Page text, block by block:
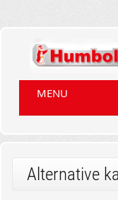
MENU
Alternative